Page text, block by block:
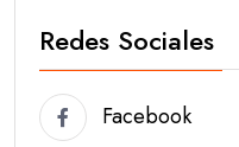
Redes Sociales
Facebook